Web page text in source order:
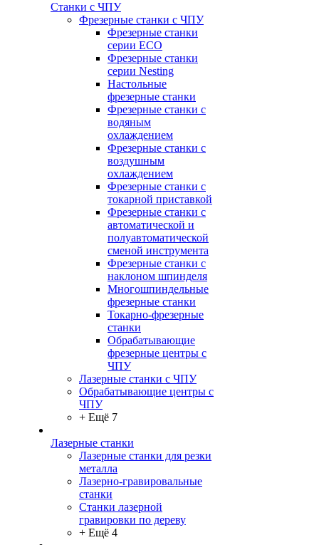
Станки с ЧПУ
Фрезерные станки с ЧПУ
Фрезерные станки
серии ECO
Фрезерные станки
серии Nesting
Настольные
фрезерные станки
Фрезерные станки с
водяным
охлаждением
Фрезерные станки с
воздушным
охлаждением
Фрезерные станки с
токарной приставкой
Фрезерные станки с
автоматической и
полуавтоматической
сменой инструмента
Фрезерные станки с
наклоном шпинделя
Многошпиндельные
фрезерные станки
Токарно-фрезерные
станки
Обрабатывающие
фрезерные центры с
ЧПУ
Лазерные станки с ЧПУ
Обрабатывающие центры с
ЧПУ
+ Ещё 7
Лазерные станки
Лазерные станки для резки
металла
Лазерно-гравировальные
станки
Станки лазерной
гравировки по дереву
+ Ещё 4